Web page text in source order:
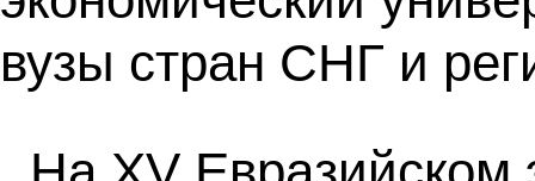
вузы стран СНГ и